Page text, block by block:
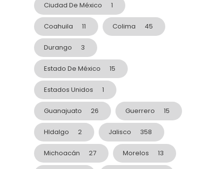
Ciudad De México 1
Coahuila 11 Colima 45
Durango 3
Estado De México 15
Estados Unidos 1
Guanajuato 26 Guerrero 15
HIdalgo 2 Jalisco 358
Michoacán 27 Morelos 13